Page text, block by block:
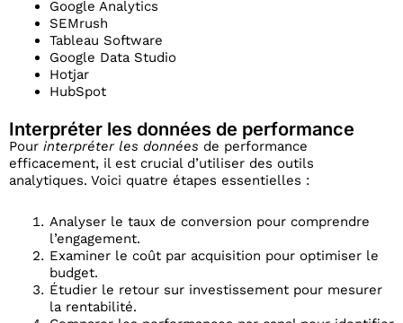
Google Analytics
SEMrush
Tableau Software
Google Data Studio
Hotjar
HubSpot
Interpréter les données de performance
Pour interpréter les données de performance
efficacement, il est crucial d’utiliser des outils
analytiques. Voici quatre étapes essentielles :
Analyser le taux de conversion pour comprendre
l’engagement.
Examiner le coût par acquisition pour optimiser le
budget.
Étudier le retour sur investissement pour mesurer
la rentabilité.